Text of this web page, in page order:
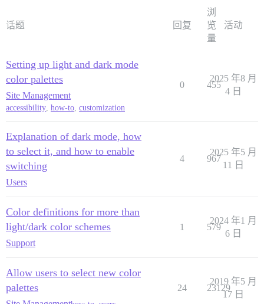
话题 回复
浏
览
量
活动
Setting up light and dark mode
color palettes
Site Management
accessibility, how-to, customization
0 455
2025 年8 月
4 日
Explanation of dark mode, how
to select it, and how to enable
switching
Users
4 967
2025 年5 月
11 日
Color definitions for more than
light/dark color schemes
Support
1 579
2024 年1 月
6 日
Allow users to select new color
palettes
24 23129
2019 年5 月
17 日